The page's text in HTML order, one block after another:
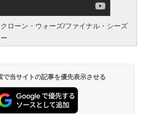
ローン・ウォーズ/ファイナル・シーズ
当サイトの記事を優先表示させる